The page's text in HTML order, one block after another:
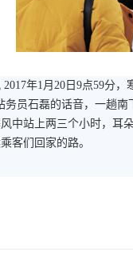
年1月20日9点59分，
务员石磊的话音，一趟
中站上两三个小时，耳
客们回家的路。